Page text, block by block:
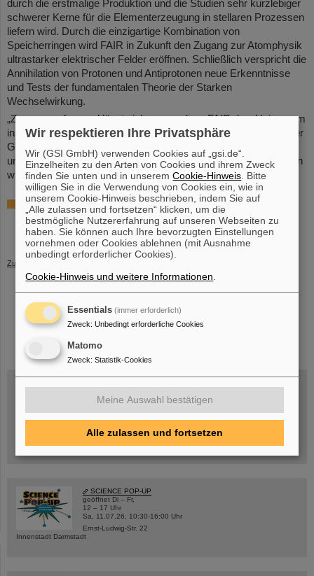
durch die erstmalige Produktion und die Studien sehr kurzlebiger
schwerer Kerne für die Elementerzeugung in stellaren Prozessen
liefern wird. Durch die einzigartige Kombination von
Speicherringen wird FAIR in Zukunft den Zugang zur Atomphysik
ultrastarker elektrischer Felder eröffnen. Schließlich verspricht die
Annihilation von Protonen und Antiprotonen neue Erkenntnisse
und Tests der fundamentalen Theorie der Starken
Wechselwirkung.
„Zusammenfassend lässt sich sagen, dass FAIR das ‚Universum
ins Labor‘ bringt und mit seinen weitreichenden Möglichkeiten der
Grundlagen- und angewandten Forschung das Verständnis
unseres Universums und der darin befindlichen Objekte vertiefen
wird“, schreibt Langanke in seinem Beitrag.(CP)
Weitere Informationen
Wissenschaftliche Veröffentlichung „The sounds of science – a
symphony for many instruments and voices – Part II“
Zurück
helmholtz.social
GSI/FAIR/Goethe-Universität
SCIENCE POP-UP
geöffnet Di – Fr,
12 – 17 Uhr
Sa, 11.07.26, 10:30-16:00 Uhr
Ernst-Ludwig-Str. 22
Innenstadt Darmstadt
Wir respektieren Ihre Privatsphäre
Wir (GSI GmbH) verwenden Cookies auf „gsi.de“.
Einzelheiten zu den Arten von Cookies und ihrem Zweck
finden Sie unten und in unseremCookie-Hinweis . Bitte
willigen Sie in die Verwendung von Cookies ein, wie in
unserem Cookie-Hinweis beschrieben, indem Sie auf
„Alle zulassen und fortsetzen“ klicken, um die
bestmögliche Nutzererfahrung auf unseren Webseiten zu
haben. Sie können auch Ihre bevorzugten Einstellungen
vornehmen oder Cookies ablehnen (mit Ausnahme
unbedingt erforderlicher Cookies).
Cookie-Hinweis und weitere Informationen
Essentials (immer erforderlich)
Zweck: Unbedingt erforderliche Cookies
Matomo
Zweck: Statistik-Cookies
Meine Auswahl bestätigen
Alle zulassen und fortsetzen